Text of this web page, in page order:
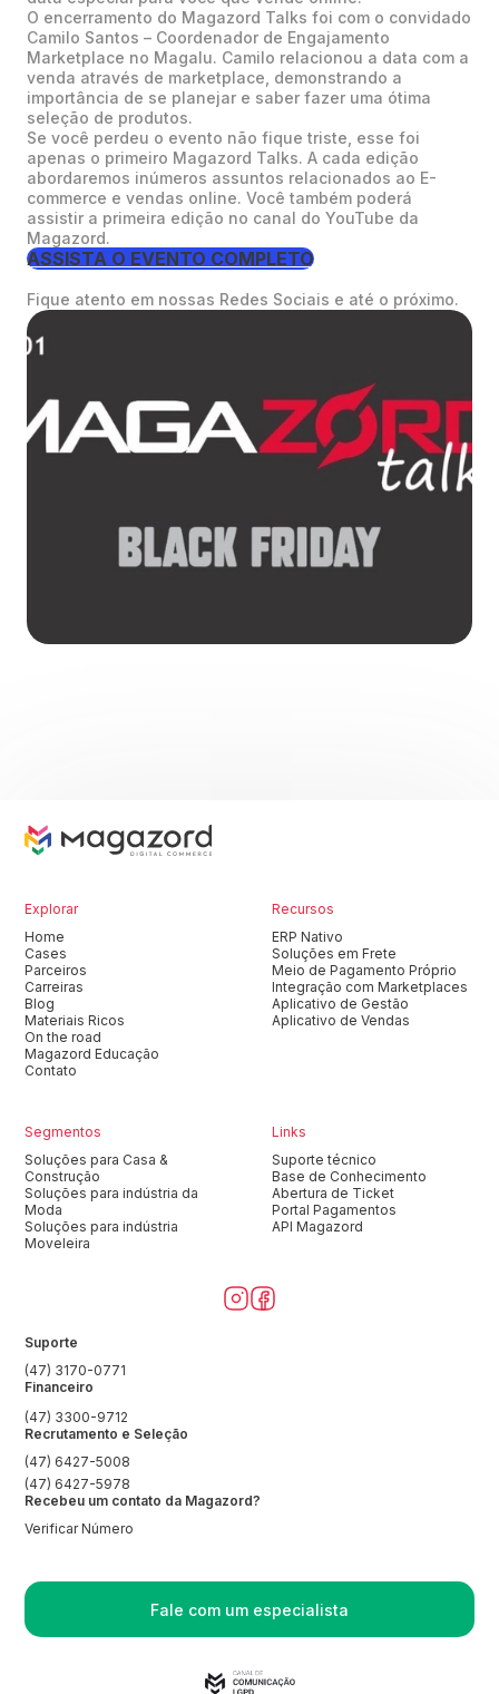
O encerramento do Magazord Talks foi com o convidado
Camilo Santos – Coordenador de Engajamento
Marketplace no Magalu. Camilo relacionou a data com a
venda através de marketplace, demonstrando a
importância de se planejar e saber fazer uma ótima
seleção de produtos.
Se você perdeu o evento não fique triste, esse foi
apenas o primeiro Magazord Talks. A cada edição
abordaremos inúmeros assuntos relacionados ao E-
commerce e vendas online. Você também poderá
assistir a primeira edição no canal do YouTube da
Magazord.
ASSISTA O EVENTO COMPLETO
Fique atento em nossas Redes Sociais e até o próximo.
Explorar
Home
Cases
Parceiros
Carreiras
Blog
Materiais Ricos
On the road
Magazord Educação
Contato
Recursos
ERP Nativo
Soluções em Frete
Meio de Pagamento Próprio
Integração com Marketplaces
Aplicativo de Gestão
Aplicativo de Vendas
Segmentos
Soluções para Casa &
Construção
Soluções para indústria da
Moda
Soluções para indústria
Moveleira
Links
Suporte técnico
Base de Conhecimento
Abertura de Ticket
Portal Pagamentos
API Magazord
Suporte
(47) 3170-0771
Financeiro
(47) 3300-9712
Recrutamento e Seleção
(47) 6427-5008
(47) 6427-5978
Recebeu um contato da Magazord?
Verificar Número
Fale com um especialista